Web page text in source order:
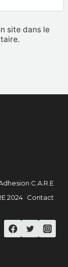
site dans le
C.A.R.E
2024 Contact